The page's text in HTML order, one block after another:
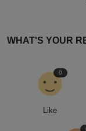
WHAT'S YOUR
Like
0